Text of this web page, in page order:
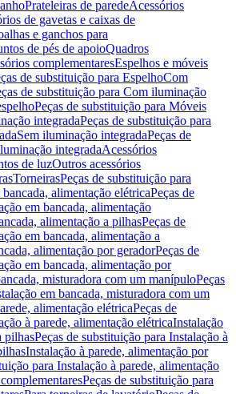
Prateleiras de paredeAcessórios
de gavetas e caixas de
e ganchos para
de pés de apoioQuadros
complementaresEspelhos e móveis
de substituição para EspelhoCom
de substituição para Com iluminação
Peças de substituição para Móveis
integradaPeças de substituição para
Sem iluminação integradaPeças de
integradaAcessórios
de luzOutros acessórios
TorneirasPeças de substituição para
alimentação elétricaPeças de
em bancada, alimentação
alimentação a pilhasPeças de
em bancada, alimentação a
alimentação por geradorPeças de
em bancada, alimentação por
misturadora com um manípuloPeças
em bancada, misturadora com um
alimentação elétricaPeças de
à parede, alimentação elétricaInstalação
pilhasPeças de substituição para Instalação à
Instalação à parede, alimentação por
para Instalação à parede, alimentação
Peças de substituição para